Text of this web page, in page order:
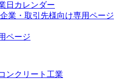
日カレンダー
ページ
ンクリート工業